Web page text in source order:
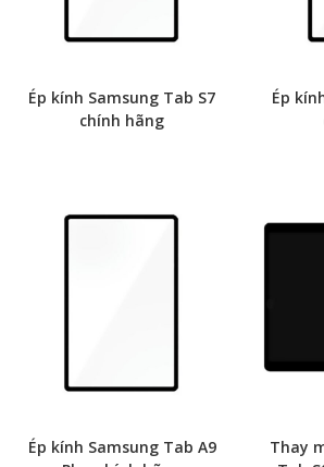
Ép kính Samsung Tab S7
chính hãng
Ép
Ép kính Samsung Tab A9
Thay